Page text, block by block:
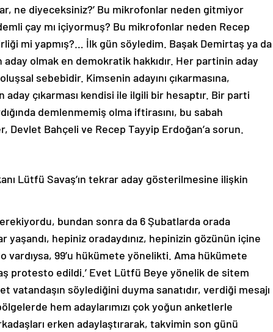
ne diyeceksiniz?’ Bu mikrofonlar neden gitmiyor
çay mı içiyormuş? Bu mikrofonlar neden Recep
mi yapmış?… İlk gün söyledim. Başak Demirtaş ya da
olmak en demokratik hakkıdır. Her partinin aday
sebebidir. Kimsenin adayını çıkarmasına,
aday çıkarması kendisi ile ilgili bir hesaptır. Bir parti
demlenmemiş olma iftirasını, bu sabah
Bahçeli ve Recep Tayyip Erdoğan’a sorun.
Lütfü Savaş’ın tekrar aday gösterilmesine ilişkin
bundan sonra da 6 Şubatlarda orada
yaşandı, hepiniz oradaydınız, hepinizin gözünün içine
vardıysa, 99’u hükümete yönelikti. Ama hükümete
protesto edildi.’ Evet Lütfü Beye yönelik de sitem
söylediğini duyma sanatıdır, verdiği mesajı
hem adaylarımızı çok yoğun anketlerle
erken adaylaştırarak, takvimin son günü